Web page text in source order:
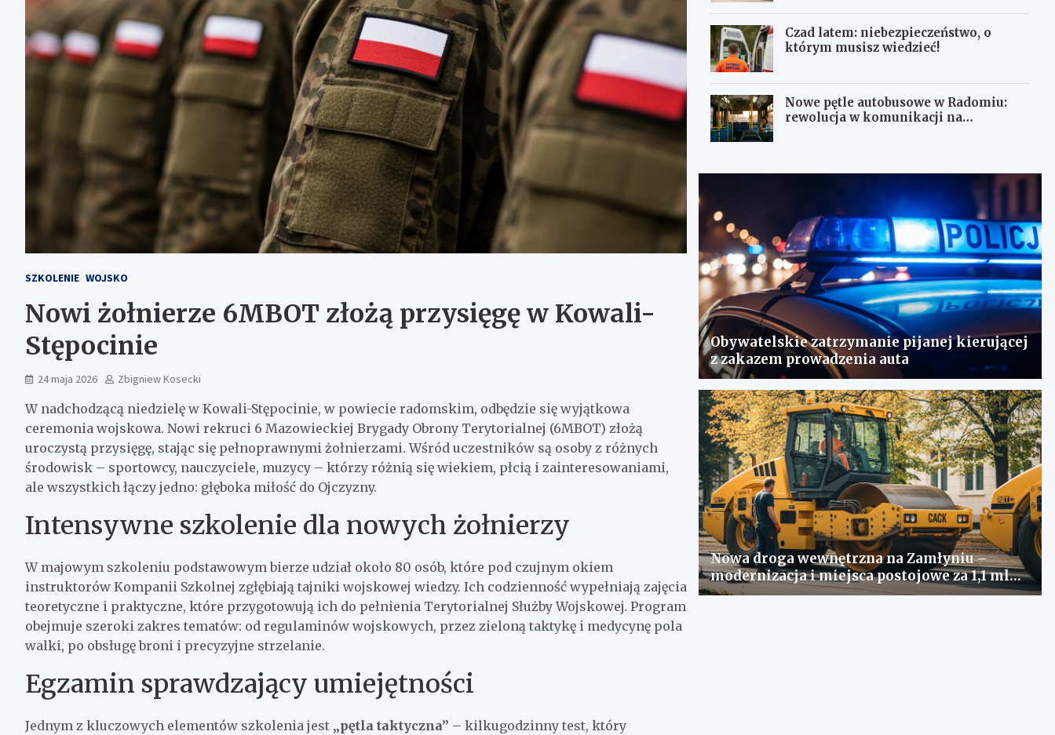
SZKOLENIE WOJSKO
Nowi żołnierze 6MBOT złożą przysięgę w Kowali-
Stępocinie
24 maja 2026 Zbigniew Kosecki
W nadchodzącą niedzielę w Kowali-Stępocinie, w powiecie radomskim, odbędzie się wyjątkowa
ceremonia wojskowa. Nowi rekruci 6 Mazowieckiej Brygady Obrony Terytorialnej (6MBOT) złożą
uroczystą przysięgę, stając się pełnoprawnymi żołnierzami. Wśród uczestników są osoby z różnych
środowisk – sportowcy, nauczyciele, muzycy – którzy różnią się wiekiem, płcią i zainteresowaniami,
ale wszystkich łączy jedno: głęboka miłość do Ojczyzny.
Intensywne szkolenie dla nowych żołnierzy
W majowym szkoleniu podstawowym bierze udział około 80 osób, które pod czujnym okiem
instruktorów Kompanii Szkolnej zgłębiają tajniki wojskowej wiedzy. Ich codzienność wypełniają zajęcia
teoretyczne i praktyczne, które przygotowują ich do pełnienia Terytorialnej Służby Wojskowej. Program
obejmuje szeroki zakres tematów: od regulaminów wojskowych, przez zieloną taktykę i medycynę pola
walki, po obsługę broni i precyzyjne strzelanie.
Egzamin sprawdzający umiejętności
Jednym z kluczowych elementów szkolenia jest „pętla taktyczna” – kilkugodzinny test, który
Czad latem: niebezpieczeństwo, o
którym musisz wiedzieć!
Nowe pętle autobusowe w Radomiu:
rewolucja w komunikacji na
Obywatelskie zatrzymanie pijanej kierującej
z zakazem prowadzenia auta
Nowa droga wewnętrzna na Zamłyniu –
modernizacja i miejsca postojowe za 1,1 mln
zł